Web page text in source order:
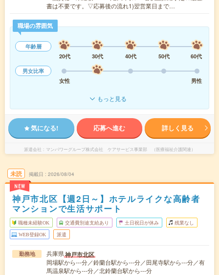
書は不要です。▽応募後の流れ1)翌営業日まで…
職場の雰囲気
年齢層
20代
30代 40代 50代
60代
男女比率
女性
男性
もっと見る
気になる! 応募へ進む 詳しく見る
派遣会社 マンパワーグループ株式会社 ケアサービス事業部 （医療福祉介護関連）
未読
NEW
掲載日 2026/08/04
神戸市北区【週2日～】ホテルライクな高齢者
マンションで生活サポート
職種未経験OK 交通費別途支給あり 土日祝日が休み 残業なし
WEB登録OK 派遣
勤務地 兵庫県神戸市北区
岡場駅から---分／鈴蘭台駅から---分／田尾寺駅から---分／有
馬温泉駅から---分／北鈴蘭台駅から---分